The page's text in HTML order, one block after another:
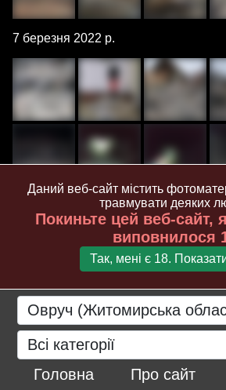
7 березня 2022 р.
Овруч (Житомирська
Всі категорії
Головна
Про сайт
Даний веб-сайт містить
травмувати деяких
Покиньте цей веб-сайт,
виповнилося
Так, мені є 18.